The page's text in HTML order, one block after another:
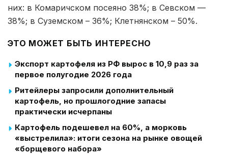
них: в Комаричском посеяно 38%; в Севском —
38%; в Суземском – 36%; Клетнянском – 50%.
ЭТО МОЖЕТ БЫТЬ ИНТЕРЕСНО
Экспорт картофеля из РФ вырос в 10,9 раз за
первое полугодие 2026 года
Ритейлеры запросили дополнительный
картофель, но прошлогодние запасы
практически исчерпаны
Картофель подешевел на 60%, а морковь
«выстрелила»: итоги сезона на рынке овощей
«борщевого набора»